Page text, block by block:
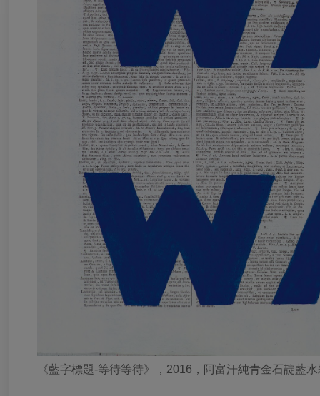
《藍字標題-等待等待》，2016，阿富汗純青金石靛藍